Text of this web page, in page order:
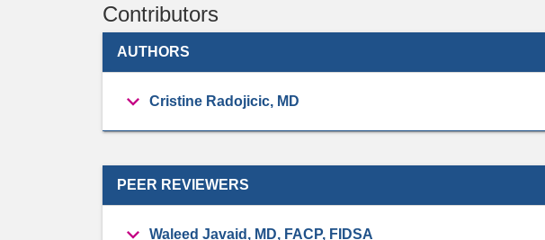
Contributors
AUTHORS
Cristine Radojicic, MD
PEER REVIEWERS
Waleed Javaid, MD, FACP, FIDSA